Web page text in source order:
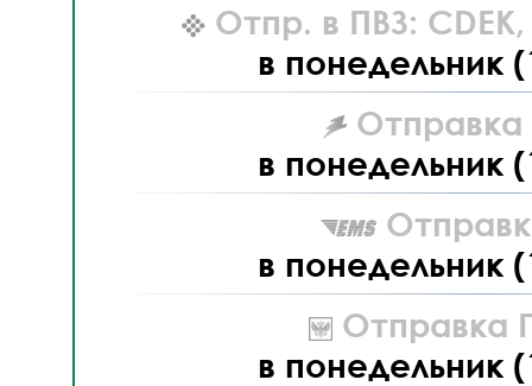
Отпр. в ПВЗ: CDEK,
в понедельник
Отправка
в понедельник
в понедельник
Отправка
в понедельник